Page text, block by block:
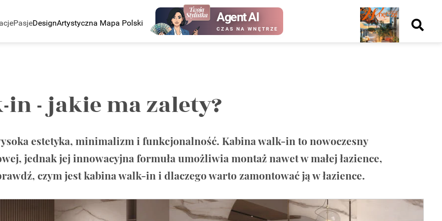
PasjeDesignArtystyczna Mapa Polski Agent AI
CZAS NA WNĘTRZE
Nowy
numer
- jakie ma zalety?
estetyka, minimalizm i funkcjonalność. Kabina walk-in to nowoczesny
jednak jej innowacyjna formuła umożliwia montaż nawet w małej łazience,
czym jest kabina walk-in i dlaczego warto zamontować ją w łazience.